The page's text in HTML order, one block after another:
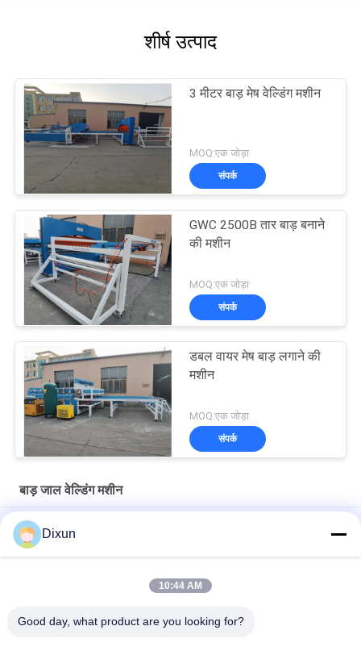
शीर्ष उत्पाद
3 मीटर बाड़ मेष वेल्डिंग मशीन
MOQ:एक जोड़ा
संपर्क
GWC 2500B तार बाड़ बनाने
की मशीन
MOQ:एक जोड़ा
संपर्क
डबल वायर मेष बाड़ लगाने की
मशीन
MOQ:एक जोड़ा
संपर्क
बाड़ जाल वेल्डिंग मशीन
बाड़ की लंबाई 3 मीटर जाल आकार 50*200 मिमी बाड़ जाल वेल्डिंग मशीन
जाल आकार 50*50 मिमी जस्ती तार 3 मिमी बाड़ जाल वेल्डिंग मशीन
ऑनलाइन झुकने की क्षमता 60 पीसी / घंटा मेष आकार 50 * 200 मिमी बाड़ मेष
Dixun
10:44 AM
Good day, what product are you looking for?